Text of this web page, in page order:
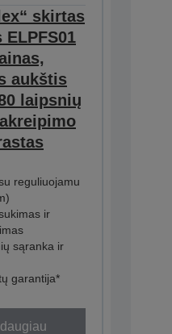
skirtas
aukštis
laipsnių
reguliuojamu
ir
sąranka ir
garantija*